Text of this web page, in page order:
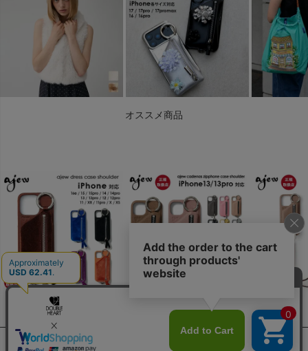
オススメ商品
ABOUT US
プライバシーポリシー
SUPPORT